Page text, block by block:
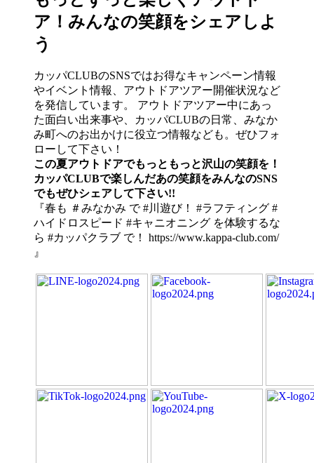
ア！みんなの笑顔をシェアしよ
う
カッパCLUBのSNSではお得なキャンペーン情報
やイベント情報、アウトドアツアー開催状況など
を発信しています。 アウトドアツアー中にあっ
た面白い出来事や、カッパCLUBの日常、みなか
み町へのお出かけに役立つ情報なども。ぜひフォ
ローして下さい！
この夏アウトドアでもっともっと沢山の笑顔を！
カッパCLUBで楽しんだあの笑顔をみんなのSNS
でもぜひシェアして下さい!!
『春も ＃みなかみ で #川遊び！ #ラフティング #
ハイドロスピード #キャニオニング を体験するな
ら #カッパクラブ で！ https://www.kappa-club.com/
』